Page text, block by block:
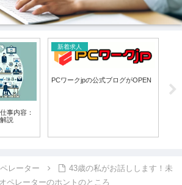
事内容：
説
新着求人
PCワークjpの公式ブログがOPEN
レーター
43歳の私がお話しします！未
ペレーターのホントのところ